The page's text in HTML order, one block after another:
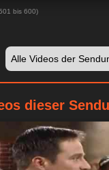
bis 600)
Alle Videos der
dieser